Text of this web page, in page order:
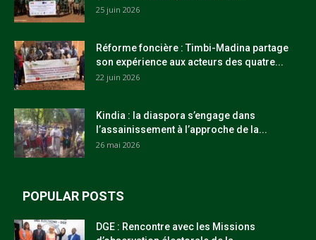
25 juin 2026
Réforme foncière : Timbi-Madina partage
son expérience aux acteurs des quatre...
22 juin 2026
Kindia : la diaspora s’engage dans
l’assainissement à l’approche de la...
26 mai 2026
POPULAR POSTS
DGE : Rencontre avec les Missions